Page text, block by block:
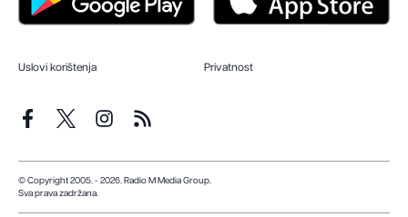
Uslovi korištenja Privatnost
© Copyright 2005. - 2026. Radio M Media Group.
Sva prava zadržana.